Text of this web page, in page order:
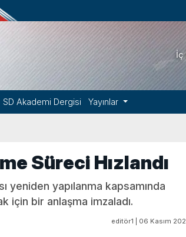
İç
SD Akademi Dergisi Yayınlar
Süreci Hızlandı
yeniden yapılanma kapsamında
için bir anlaşma imzaladı.
editör1 | 06 Kasım